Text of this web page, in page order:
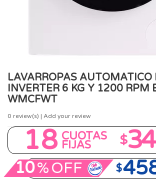
LAVARROPAS AUTOMATICO
INVERTER 6 KG Y 1200 RPM
WMCFWT
0 review(s) | Add your review
18 CUOTAS
FIJAS $
10%OFF $